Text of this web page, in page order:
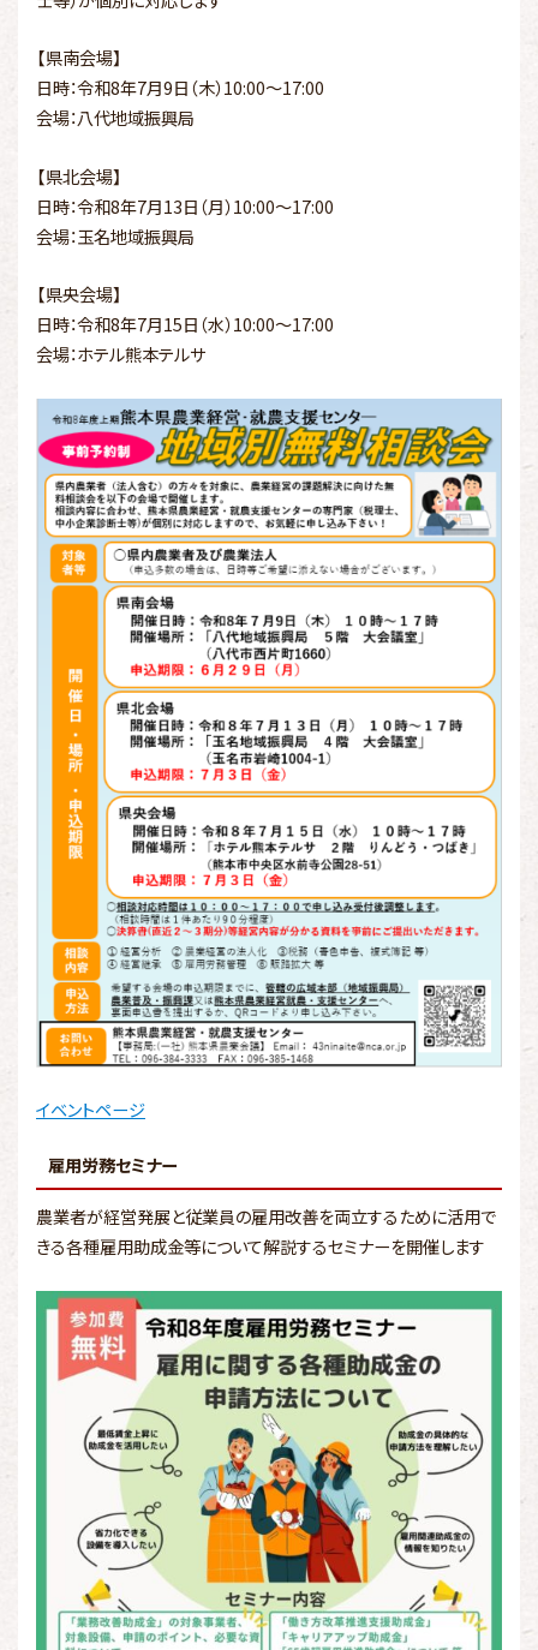
【県南会場】
日時：令和8年7月9日（木）10:00～17:00
会場：八代地域振興局
【県北会場】
日時：令和8年7月13日（月）10:00～17:00
会場：玉名地域振興局
【県央会場】
日時：令和8年7月15日（水）10:00～17:00
会場：ホテル熊本テルサ
イベントページ
雇用労務セミナー
農業者が経営発展と従業員の雇用改善を両立するために活用で
きる各種雇用助成金等について解説するセミナーを開催します